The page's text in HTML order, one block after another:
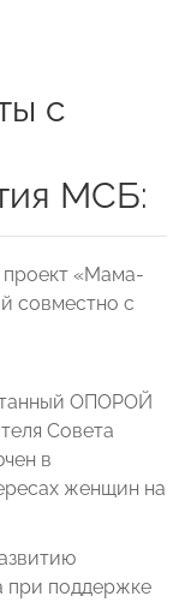
с
МСБ:
«Мама-
совместно с
ОПОРОЙ
Совета
в
женщин на
при поддержке